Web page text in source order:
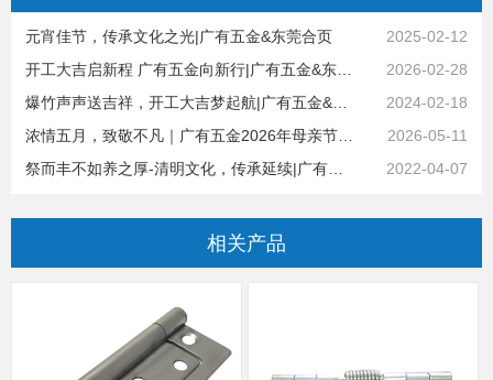
元宵佳节，传承文化之光|广有五金&东莞合页
2025-02-12
开工大吉启新程 广有五金向新行|广有五金&东莞合页
2026-02-28
爆竹声声送吉祥，开工大吉梦起航|广有五金&东莞合页
2024-02-18
浓情五月，致敬不凡｜广有五金2026年母亲节暖心献礼
2026-05-11
祭而丰不如养之厚-清明文化，传承延续|广有五金&东莞合页
2022-04-07
相关产品